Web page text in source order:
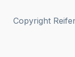
Copyright